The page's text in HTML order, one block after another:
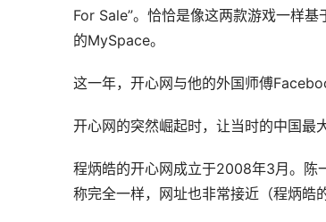
For Sale”。恰恰是像这两款游戏一样
的MySpace。
这一年，开心网与他的外国师傅
开心网的突然崛起时，让当时的中国最
程炳皓的开心网成立于2008年3月。陈
称完全一样，网址也非常接近（程炳皓